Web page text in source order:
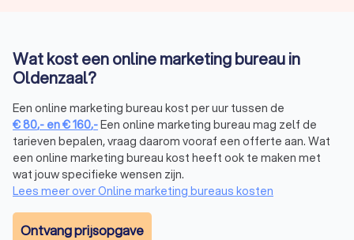
Wat kost een online marketing bureau in
Oldenzaal?
Een online marketing bureau kost per uur tussen de
€80,- en€160,-Een online marketing bureau mag zelf de
tarieven bepalen, vraag daarom vooraf een offerte aan. Wat
een online marketing bureau kost heeft ook te maken met
wat jouw specifieke wensen zijn.
Lees meer over Online marketing bureaus kosten
Ontvang prijsopgave